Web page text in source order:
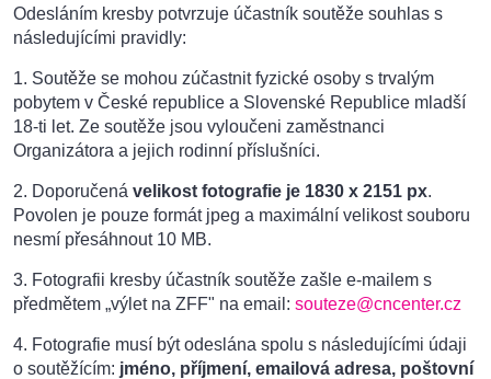
Odesláním kresby potvrzuje účastník soutěže souhlas s
následujícími pravidly:
1. Soutěže se mohou zúčastnit fyzické osoby s trvalým
pobytem v České republice a Slovenské Republice mladší
18-ti let. Ze soutěže jsou vyloučeni zaměstnanci
Organizátora a jejich rodinní příslušníci.
2. Doporučená velikost fotografie je 1830 x 2151 px.
Povolen je pouze formát jpeg a maximální velikost souboru
nesmí přesáhnout 10 MB.
3. Fotografii kresby účastník soutěže zašle e-mailem s
předmětem „výlet na ZFF" na email: souteze@cncenter.cz
4. Fotografie musí být odeslána spolu s následujícími údaji
o soutěžícím: jméno, příjmení, emailová adresa, poštovní